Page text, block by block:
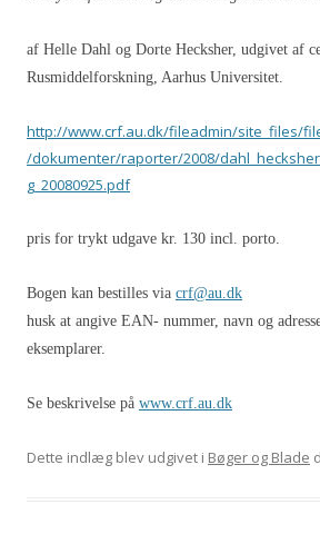
af Helle Dahl og Dorte Hecksher, udgivet af
Rusmiddelforskning, Aarhus Universitet.
http://www.crf.au.dk/fileadmin/site_files/
/dokumenter/raporter/2008/
g_20080925.pdf
pris for trykt udgave kr. 130 incl. porto.
Bogen kan bestilles via crf@au.dk
husk at angive EAN- nummer, navn og
eksemplarer.
Se beskrivelse på www.crf.au.dk
Dette indlæg blev udgivet i Bøger og Blade